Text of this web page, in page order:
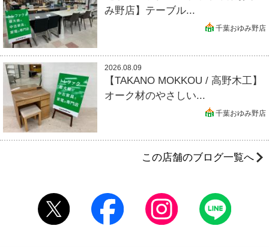
み野店】テーブル...
千葉おゆみ野店
2026.08.09
【TAKANO MOKKOU / 高野木工】
オーク材のやさしい...
千葉おゆみ野店
この店舗のブログ一覧へ